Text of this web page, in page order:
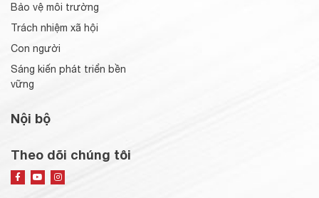
Bảo vệ môi trường
Trách nhiệm xã hội
Con người
Sáng kiến phát triển bền
vững
Nội bộ
Theo dõi chúng tôi